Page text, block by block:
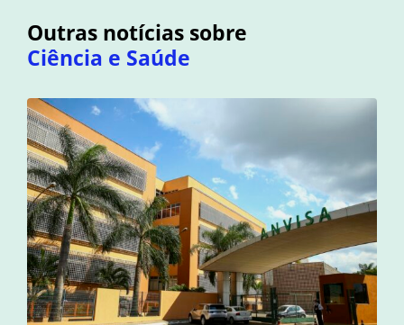
Outras notícias sobre
Ciência e Saúde